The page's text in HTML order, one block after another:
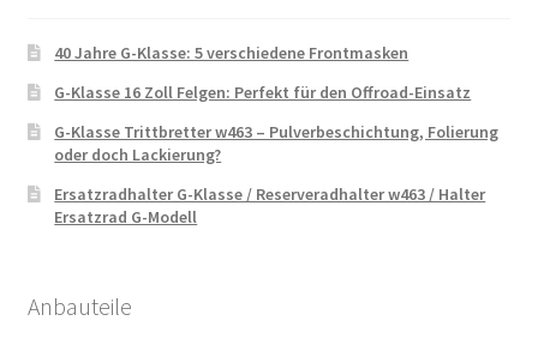
40 Jahre G-Klasse: 5 verschiedene Frontmasken
G-Klasse 16 Zoll Felgen: Perfekt für den Offroad-Einsatz
G-Klasse Trittbretter w463 – Pulverbeschichtung, Folierung
oder doch Lackierung?
Ersatzradhalter G-Klasse / Reserveradhalter w463 / Halter
Ersatzrad G-Modell
Anbauteile